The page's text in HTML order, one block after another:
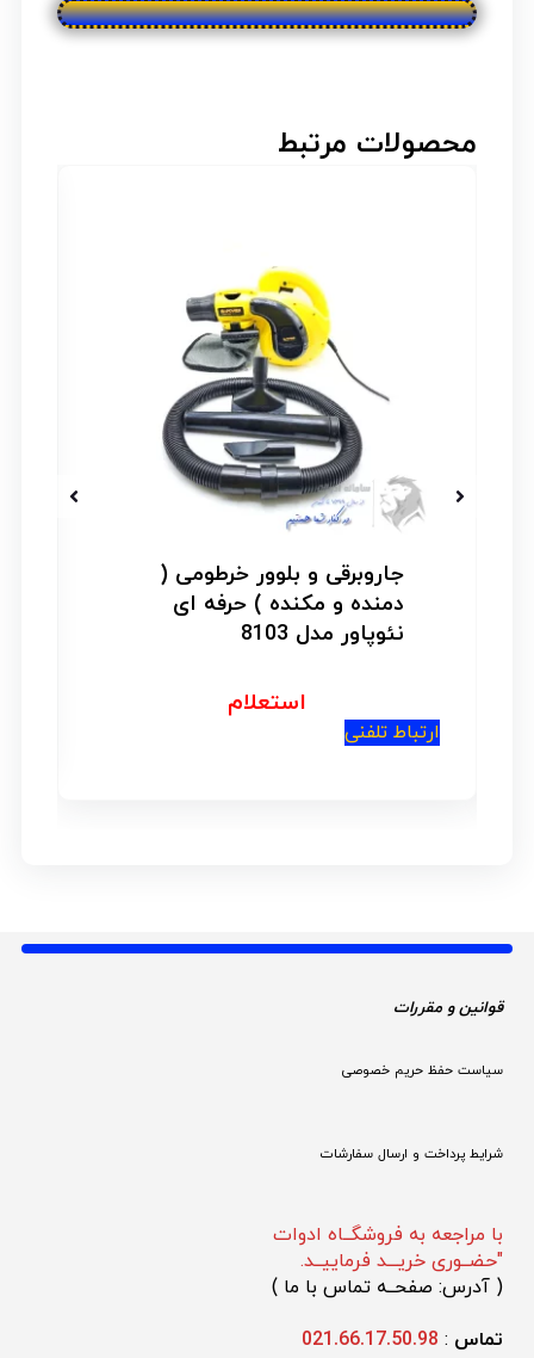
محصولات مرتبط
جاروبرقی و بلوور خرطومی (
دمنده و مکنده ) حرفه ای
نئوپاور مدل 8103
استعلام
ارتباط تلفنی
قوانین و مقررات
سیاست حفظ حریم خصوصی
شرایط پرداخت و ارسال سفارشات
با مراجعه به فروشگــاه ادوات
"حضــوری خریـــد فرماییــد.
( آدرس: صفحــه تماس با ما )
تماس :
021.66.17.50.98